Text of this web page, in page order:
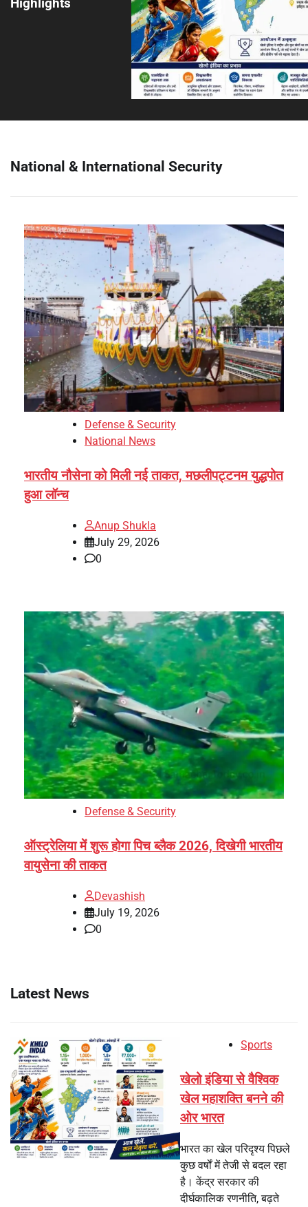
Highlights
National & International Security
Defense & Security
National News
भारतीय नौसेना को मिली नई ताकत, मछलीपट्टनम युद्धपोत
हुआ लॉन्च
Anup Shukla
July 29, 2026
0
Defense & Security
ऑस्ट्रेलिया में शुरू होगा पिच ब्लैक 2026, दिखेगी भारतीय
वायुसेना की ताकत
Devashish
July 19, 2026
0
Latest News
Sports
खेलो इंडिया से वैश्विक
खेल महाशक्ति बनने की
ओर भारत
भारत का खेल परिदृश्य पिछले
कुछ वर्षों में तेजी से बदल रहा
है। केंद्र सरकार की
दीर्घकालिक रणनीति, बढ़ते